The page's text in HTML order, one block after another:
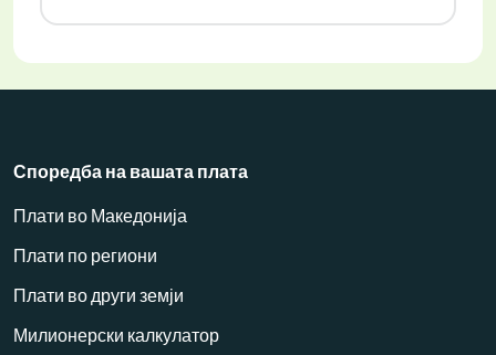
Споредба на вашата плата
Плати во Македонија
Плати по региони
Плати во други земји
Милионерски калкулатор